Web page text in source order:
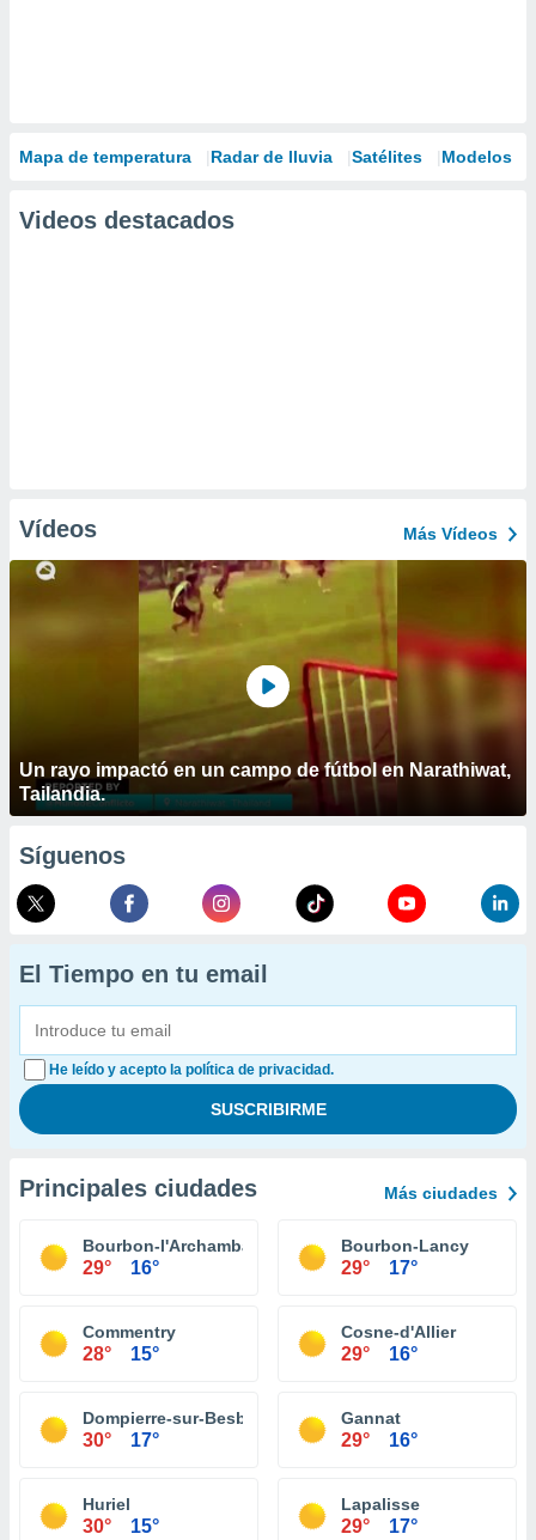
Mapa de temperatura Radar de lluvia Satélites Modelos
Videos destacados
Vídeos Más Vídeos
Un rayo impactó en un campo de fútbol en Narathiwat,
Tailandia.
Síguenos
El Tiempo en tu email
He leído y acepto la política de privacidad.
Principales ciudades Más ciudades
Bourbon-l'Archambault
29° 16°
Bourbon-Lancy
29° 17°
Commentry
28° 15°
Cosne-d'Allier
29° 16°
Dompierre-sur-Besbre
30° 17°
Gannat
29° 16°
Huriel
30° 15°
Lapalisse
29° 17°